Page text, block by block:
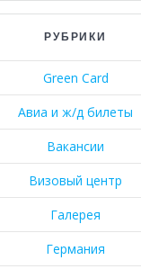
РУБРИКИ
Green Card
Авиа и ж/д билеты
Вакансии
Визовый центр
Галерея
Германия